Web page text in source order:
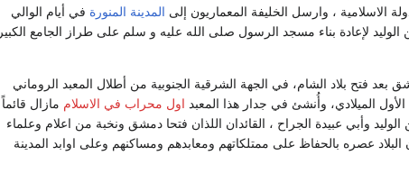
الاسلامية ، وارسل الخليفة المعماريون إلى المدينة المنورة في أيام الوالي
الوليد لإعادة بناء مسجد الرسول صلى الله عليه و سلم على طراز الجامع الكبير
بعد فتح بلاد الشام، في الجهة الشرقية الجنوبية من أطلال المعبد الروماني
الميلادي، وأُنشئ في جدار هذا المعبد اول محراب في الاسلام مازال قائماً
وأبي عبيدة الجراح ، القائدان اللذان فتحا دمشق ونخبة من اعلام وعلماء
عصره بالحفاظ على ممتلكاتهم ومعابدهم ومساكنهم وعلى اوابد المدينة